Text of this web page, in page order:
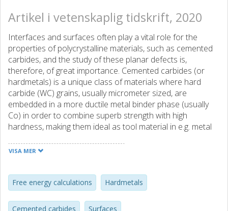
Artikel i vetenskaplig tidskrift, 2020
Interfaces and surfaces often play a vital role for the
properties of polycrystalline materials, such as cemented
carbides, and the study of these planar defects is,
therefore, of great importance. Cemented carbides (or
hardmetals) is a unique class of materials where hard
carbide (WC) grains, usually micrometer sized, are
embedded in a more ductile metal binder phase (usually
Co) in order to combine superb strength with high
hardness, making them ideal as tool material in e.g. metal
cemented carbides temperatures reach high levels,
a computational study of the temperature dependence of
interface and surface energies in WC–Co cemented
carbides upto and above the melting temperature of Co.
VISA MER
Free energy calculations Hardmetals
Cemented carbides Surfaces